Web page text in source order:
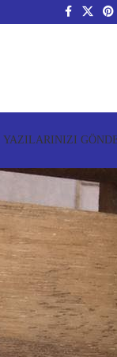
YAZILARINIZI
SON YORUMLAR
BAVUL / A.C. Özyer